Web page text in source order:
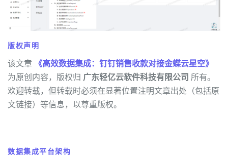
版权声明
该文章 《高效数据集成：钉钉销售收款对接金蝶云星空》
为原创内容，版权归 广东轻亿云软件科技有限公司 所有。
欢迎转载，但转载时必须在显著位置注明文章出处（包括原
文链接）等信息，以尊重版权。
数据集成平台架构